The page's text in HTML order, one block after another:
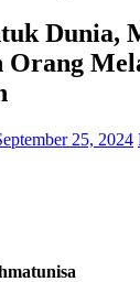
Dunia,
Orang
25, 2024